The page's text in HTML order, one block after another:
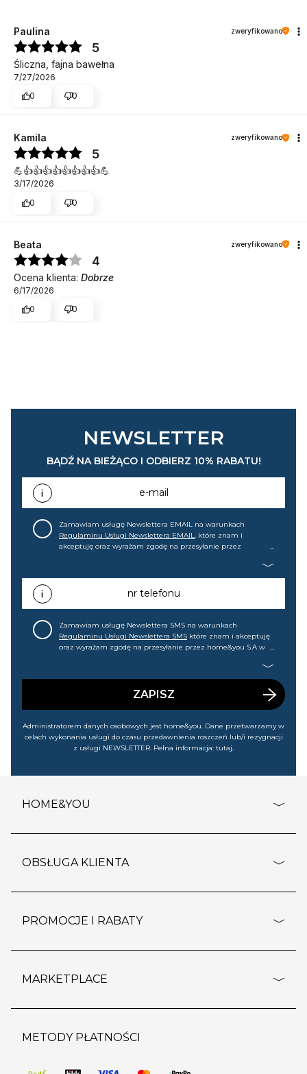
Paulina zweryfikowano
5
Śliczna, fajna bawełna
7/27/2026
0
0
Kamila zweryfikowano
5
💪👍️👍️👍️👍️👍️👍️👍️👍️💪
3/17/2026
0
0
Beata zweryfikowano
4
Ocena klienta: Dobrze
6/17/2026
0
0
NEWSLETTER
BĄDŹ NA BIEŻĄCO I ODBIERZ 10% RABATU!
e-mail
Zamawiam usługę Newslettera EMAIL na warunkach
Regulaminu Usługi Newslettera EMAIL, które znam i
akceptuję oraz wyrażam zgodę na przesyłanie przez
promocjach, wyprzedażach). Wiem, że mogę tę zgodę w
każdej chwili cofnąć.nr telefonu
Zamawiam usługę Newslettera SMS na warunkach
Regulaminu Usługi Newslettera SMS które znam i akceptuję
oraz wyrażam zgodę na przesyłanie przez home&you S.A w
wyprzedażach). Wiem, że mogę tę zgodę w każdej chwili
ZAPISZ
Administratorem danych osobowych jest home&you. Dane przetwarzamy w
celach wykonania usługi do czasu przedawnienia roszczeń lub/i rezygnacji
z usługi NEWSLETTER. Pełna informacja: tutaj.
HOME&YOU
o firmie
polityka prywatności
kontakt
OBSŁUGA KLIENTA
dostawy i płatność
wypis z subskrypcji
regulamin sklepu
pozostałe regulaminy
PROMOCJE I RABATY
outlet
regulaminy promocji
MARKETPLACE
strefa marek
METODY PŁATNOŚCI